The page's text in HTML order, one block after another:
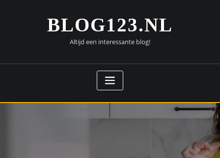
BLOG123.NL
Altijd een interessante blog!